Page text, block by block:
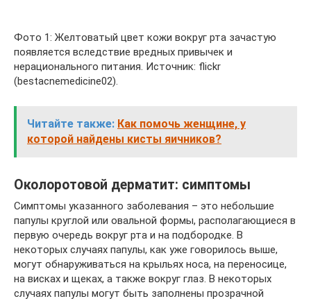
Фото 1: Желтоватый цвет кожи вокруг рта зачастую
появляется вследствие вредных привычек и
нерационального питания. Источник: flickr
(bestacnemedicine02).
Читайте также: Как помочь женщине, у
которой найдены кисты яичников?
Околоротовой дерматит: симптомы
Симптомы указанного заболевания – это небольшие
папулы круглой или овальной формы, располагающиеся в
первую очередь вокруг рта и на подбородке. В
некоторых случаях папулы, как уже говорилось выше,
могут обнаруживаться на крыльях носа, на переносице,
на висках и щеках, а также вокруг глаз. В некоторых
случаях папулы могут быть заполнены прозрачной